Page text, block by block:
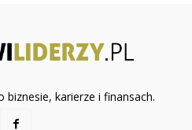
karierze i finansach.